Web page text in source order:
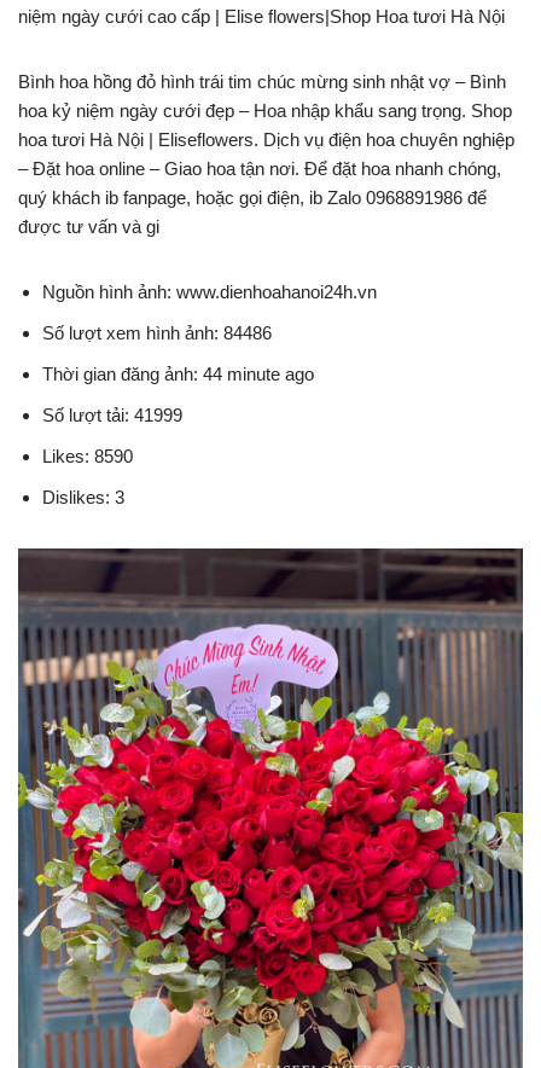
niệm ngày cưới cao cấp | Elise flowers|Shop Hoa tươi Hà Nội
Bình hoa hồng đỏ hình trái tim chúc mừng sinh nhật vợ – Bình
hoa kỷ niệm ngày cưới đẹp – Hoa nhập khẩu sang trọng. Shop
hoa tươi Hà Nội | Eliseflowers. Dịch vụ điện hoa chuyên nghiệp
– Đặt hoa online – Giao hoa tận nơi. Để đặt hoa nhanh chóng,
quý khách ib fanpage, hoặc gọi điện, ib Zalo 0968891986 để
được tư vấn và gi
Nguồn hình ảnh: www.dienhoahanoi24h.vn
Số lượt xem hình ảnh: 84486
Thời gian đăng ảnh: 44 minute ago
Số lượt tải: 41999
Likes: 8590
Dislikes: 3